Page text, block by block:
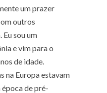
um prazer
outros
sou um
e vim para o
de idade.
na Europa estavam
de pré-